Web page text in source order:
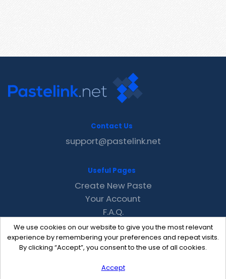
We use cookies on our website to give you the most relevant
experience by remembering your preferences and repeat visits.
By clicking “Accept”, you consent to the use of all cookies.
Accept
Contact Us
support@pastelink.net
Useful Pages
Create New Paste
Your Account
F.A.Q.
Recent
Contact